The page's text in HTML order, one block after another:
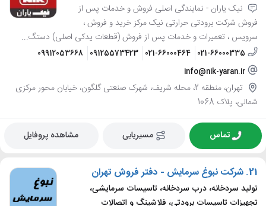
نیک یاران - نمایندگی اصلی فروش و خدمات پس از
فروش شرکت برودتی حرارتی نیک مرکز خرید و فروش ،
سرویس ، تعمیرات و خدمات پس از فروش (قطعات یدکی اصلی) دستگ...
021-66000335
021-66000464
09125573423
09912053668
info@nik-yaran.ir
تهران، منطقه 2، محله شریف، شهرک صنعتی گلگون، خیابان محور مرکزی
شمالی، پلاک 1068
تماس مسیریابی مشاهده پروفایل
21. شرکت نبوغ سرمایش - دفتر فروش تهران
تولید سردخانه، درب سردخانه، تاسیسات سرمایشی،
تجهیزات تاسیسات برودتی، فلاشینگ و اتصالات